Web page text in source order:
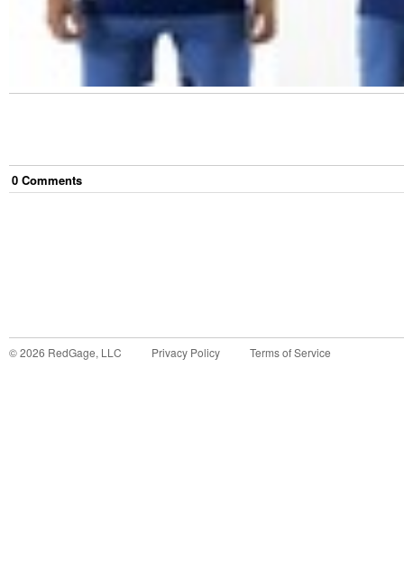
0 Comments
©2026 RedGage, LLC Privacy Policy Terms of Service